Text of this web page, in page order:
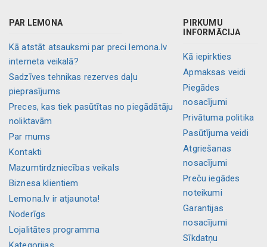
PAR LEMONA
Kā atstāt atsauksmi par preci lemona.lv
interneta veikalā?
Sadzīves tehnikas rezerves daļu
pieprasījums
Preces, kas tiek pasūtītas no piegādātāju
noliktavām
Par mums
Kontakti
Mazumtirdzniecības veikals
Biznesa klientiem
Lemona.lv ir atjaunota!
Noderīgs
Lojalitātes programma
PIRKUMU
INFORMĀCIJA
Kā iepirkties
Apmaksas veidi
Piegādes
nosacījumi
Privātuma politika
Pasūtījuma veidi
Atgriešanas
nosacījumi
Preču iegādes
noteikumi
Garantijas
nosacījumi
Sīkdatņu